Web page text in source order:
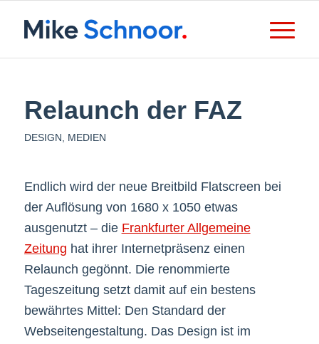
Relaunch der FAZ
DESIGN MEDIEN
Endlich wird der neue Breitbild Flatscreen bei
der Auflösung von 1680 x 1050 etwas
ausgenutzt – die Frankfurter Allgemeine
Zeitung hat ihrer Internetpräsenz einen
Relaunch gegönnt. Die renommierte
Tageszeitung setzt damit auf ein bestens
bewährtes Mittel: Den Standard der
Webseitengestaltung. Das Design ist im